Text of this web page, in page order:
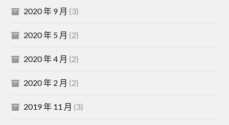
2020 年 9 月 (3)
2020 年 5 月 (2)
2020 年 4 月 (2)
2020 年 2 月 (2)
2019 年 11 月 (3)